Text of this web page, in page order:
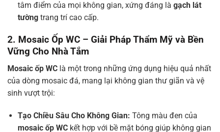
tâm điểm của mọi không gian, xứng đáng là gạch lát
tườngtrang trí cao cấp.
2. Mosaic Ốp WC – Giải Pháp Thẩm Mỹ và Bền
Vững Cho Nhà Tắm
Mosaic ốp WC là một trong những ứng dụng hiệu quả nhất
của dòng mosaic đá, mang lại không gian thư giãn và vệ
sinh vượt trội:
Tạo Chiều Sâu Cho Không Gian: Tông màu đen của
mosaic ốp WCkết hợp với bề mặt bóng giúp không gian